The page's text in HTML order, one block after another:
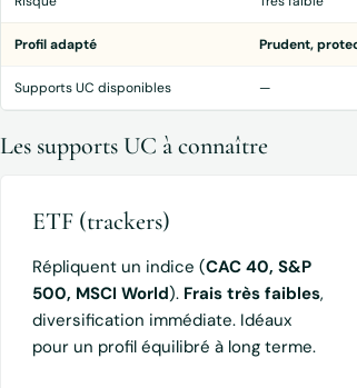
Profil adapté Prudent,
Supports UC disponibles —
Les supports UC à connaître
ETF (trackers)
Répliquent un indice (CAC 40, S&P
500, MSCI World). Frais très faibles,
diversification immédiate. Idéaux
pour un profil équilibré à long terme.